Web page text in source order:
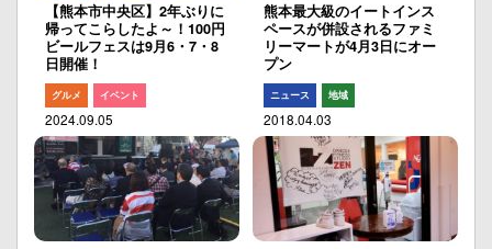
【熊本市中央区】2年ぶりに
帰ってこらしたよ～！100円
ビールフェスは9月6・7・8
日開催！
グルメ イベント
2024.09.05
熊本最大級のイートインス
ペースが併設されるファミ
リーマートが4月3日にオー
プン
ニュース 地域
2018.04.03